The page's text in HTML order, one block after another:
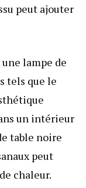
peut ajouter
lampe de
tels que le
un intérieur
table noire
peut
chaleur.